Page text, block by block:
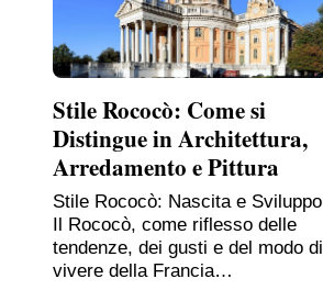
Stile Rococò: Come si
Distingue in Architettura,
Arredamento e Pittura
Stile Rococò: Nascita e Sviluppo
Il Rococò, come riflesso delle
tendenze, dei gusti e del modo di
vivere della Francia…